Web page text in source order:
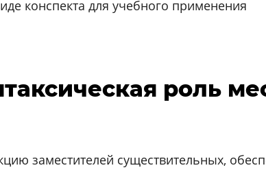
конспекта для учебного применения
роль
заместителей существительных,